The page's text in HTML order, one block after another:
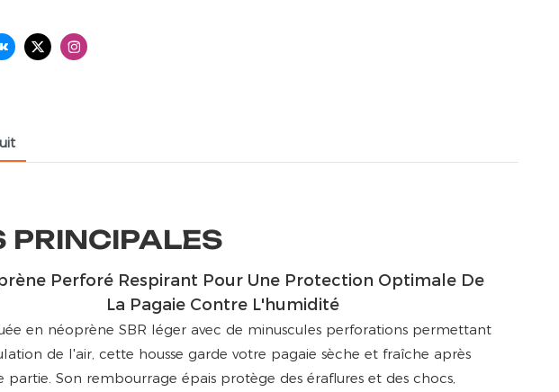
PRINCIPALES
Perforé Respirant Pour Une Protection Optimale De
La Pagaie Contre L'humidité
en néoprène SBR léger avec de minuscules perforations permettant
de l'air, cette housse garde votre pagaie sèche et fraîche après
partie. Son rembourrage épais protège des éraflures et des chocs,